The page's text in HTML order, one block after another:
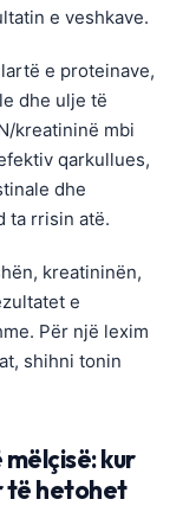
e veshkave.
e proteinave,
dhe ulje të
kreatininë mbi
qarkullues,
dhe
ta rrisin atë.
kreatininën,
e
Për një lexim
shihni tonin
kur
të hetohet